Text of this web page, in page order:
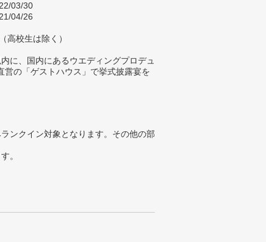
03/30
04/26
高校生は除く）
に、国内にあるウエディングプロデュ
営の「ゲストハウス」で挙式披露宴を
ンクイン対象となります。その他の部
。